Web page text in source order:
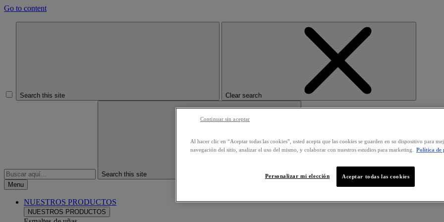
Go to content
Search this site Clear search
Search this site
Menu
NUESTROS PRODUCTOS
NUESTROS PRODUCTOS
Al hacer clic en “Aceptar todas las cookies”, usted acepta que las cookies se guarden en su dispositivo para
navegación del sitio, analizar el uso del mismo, y colaborar con nuestros estudios para marketing.
Política de
Aceptar todas las cookies
Personalizar mi elección
Continuar sin aceptar